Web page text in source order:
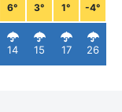
6°
14
3°
15
1°
17
-4°
26